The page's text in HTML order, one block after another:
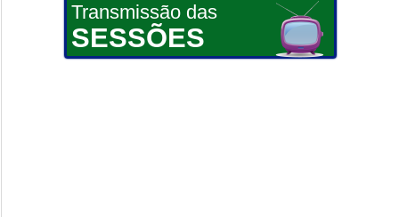
Transmissão das
SESSÕES